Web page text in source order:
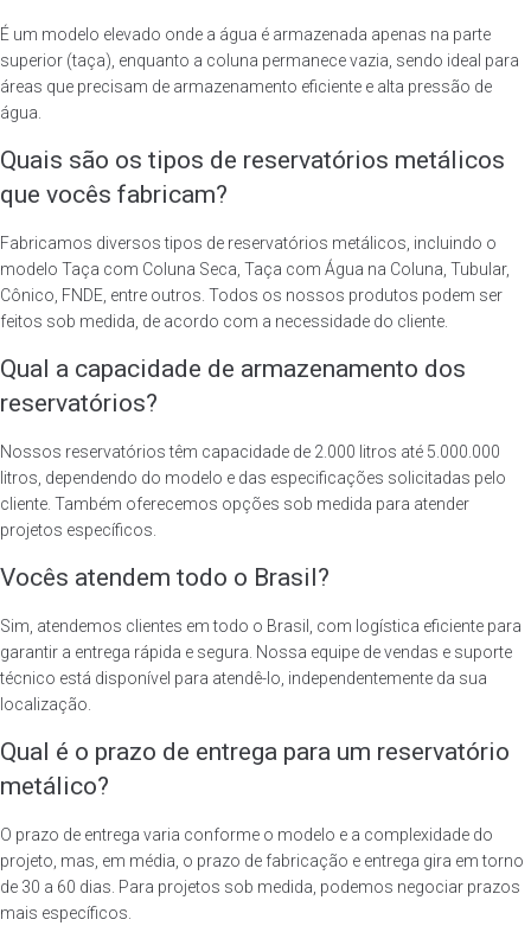
É um modelo elevado onde a água é armazenada apenas na parte
superior (taça), enquanto a coluna permanece vazia, sendo ideal para
áreas que precisam de armazenamento eficiente e alta pressão de
água.
Quais são os tipos de reservatórios metálicos
que vocês fabricam?
Fabricamos diversos tipos de reservatórios metálicos, incluindo o
modelo Taça com Coluna Seca, Taça com Água na Coluna, Tubular,
Cônico, FNDE, entre outros. Todos os nossos produtos podem ser
feitos sob medida, de acordo com a necessidade do cliente.
Qual a capacidade de armazenamento dos
reservatórios?
Nossos reservatórios têm capacidade de 2.000 litros até 5.000.000
litros, dependendo do modelo e das especificações solicitadas pelo
cliente. Também oferecemos opções sob medida para atender
projetos específicos.
Vocês atendem todo o Brasil?
Sim, atendemos clientes em todo o Brasil, com logística eficiente para
garantir a entrega rápida e segura. Nossa equipe de vendas e suporte
técnico está disponível para atendê-lo, independentemente da sua
localização.
Qual é o prazo de entrega para um reservatório
metálico?
O prazo de entrega varia conforme o modelo e a complexidade do
projeto, mas, em média, o prazo de fabricação e entrega gira em torno
de 30 a 60 dias. Para projetos sob medida, podemos negociar prazos
mais específicos.